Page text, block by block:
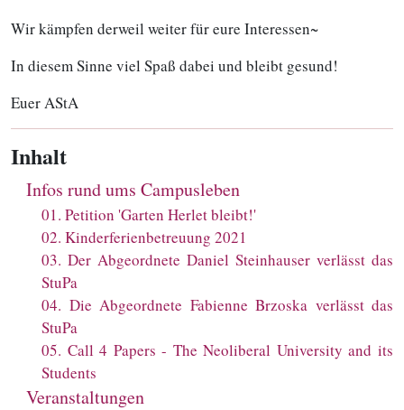
Wir kämpfen derweil weiter für eure Interessen~
In diesem Sinne viel Spaß dabei und bleibt gesund!
Euer AStA
Inhalt
Infos rund ums Campusleben
01. Petition 'Garten Herlet bleibt!'
02. Kinderferienbetreuung 2021
03. Der Abgeordnete Daniel Steinhauser verlässt das
StuPa
04. Die Abgeordnete Fabienne Brzoska verlässt das
StuPa
05. Call 4 Papers - The Neoliberal University and its
Students
Veranstaltungen